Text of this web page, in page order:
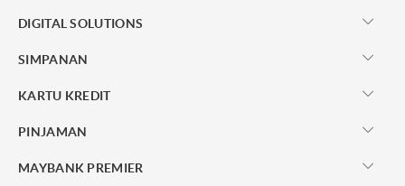
DIGITAL SOLUTIONS
SIMPANAN
KARTU KREDIT
PINJAMAN
MAYBANK PREMIER